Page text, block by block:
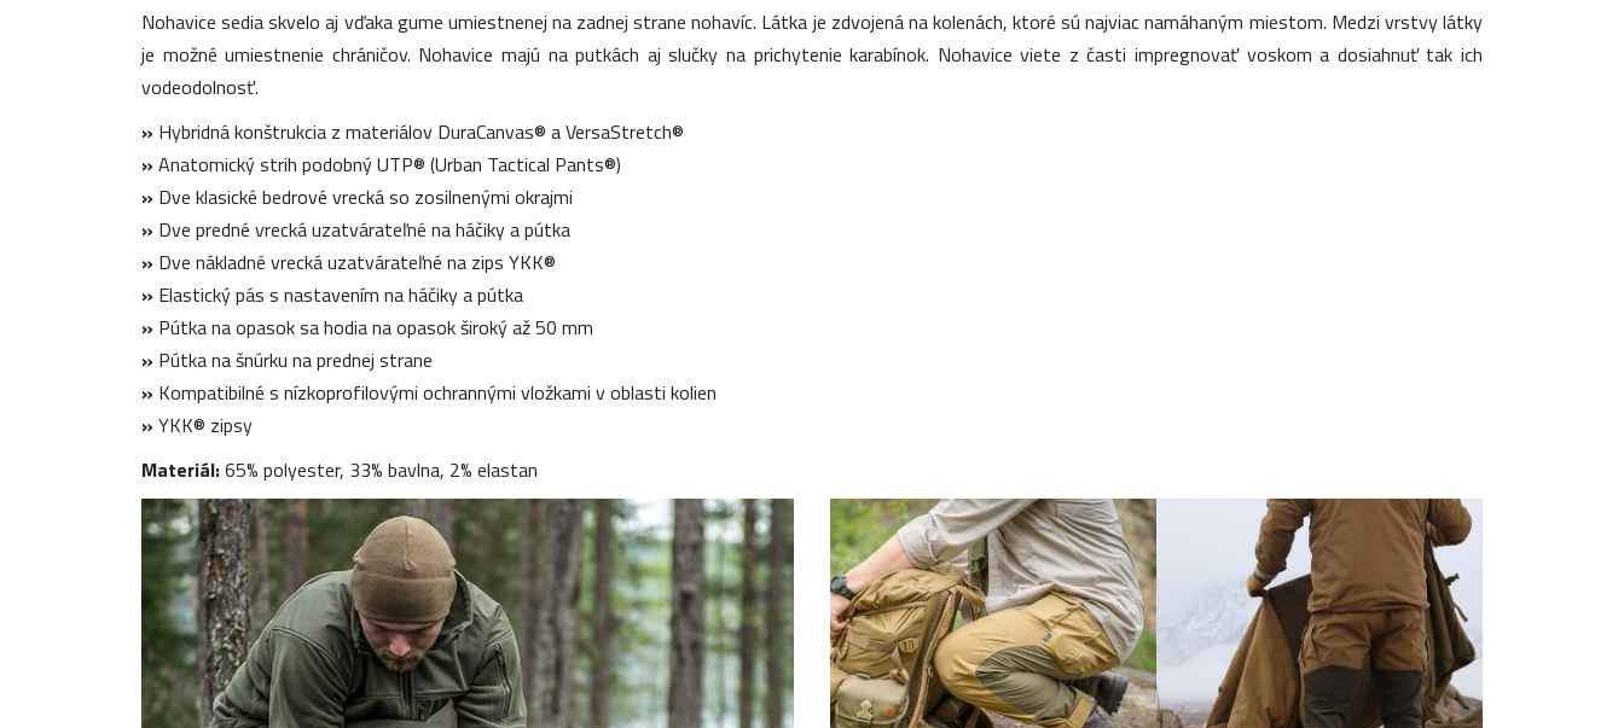
Nohavice sedia skvelo aj vďaka gume umiestnenej na zadnej strane nohavíc. Látka je zdvojená na kolenách, ktoré sú najviac namáhaným miestom. Medzi vrstvy látky
je možné umiestnenie chráničov. Nohavice majú na putkách aj slučky na prichytenie karabínok. Nohavice viete z časti impregnovať voskom a dosiahnuť tak ich
vodeodolnosť.
» Hybridná konštrukcia z materiálov DuraCanvas® a VersaStretch®
» Anatomický strih podobný UTP® (Urban Tactical Pants®)
» Dve klasické bedrové vrecká so zosilnenými okrajmi
» Dve predné vrecká uzatvárateľné na háčiky a pútka
» Dve nákladné vrecká uzatvárateľné na zips YKK®
» Elastický pás s nastavením na háčiky a pútka
» Pútka na opasok sa hodia na opasok široký až 50 mm
» Pútka na šnúrku na prednej strane
» Kompatibilné s nízkoprofilovými ochrannými vložkami v oblasti kolien
» YKK® zipsy
Materiál:65% polyester, 33% bavlna, 2% elastan